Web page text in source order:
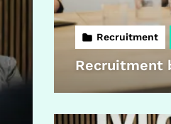
Recruitment
Recruitment